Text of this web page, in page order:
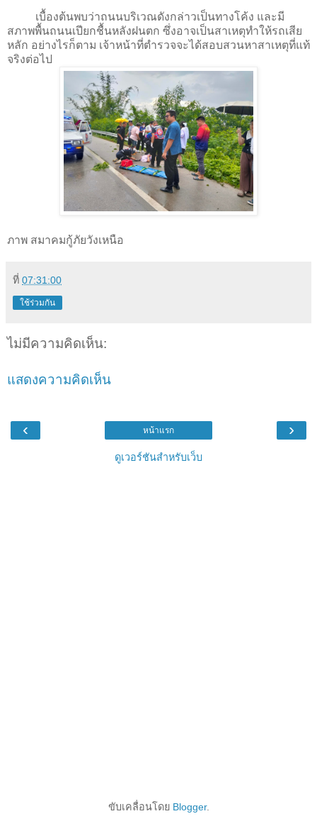
เบื้องต้นพบว่าถนนบริเวณดังกล่าวเป็นทางโค้ง และมี
สภาพพื้นถนนเปียกชื้นหลังฝนตก ซึ่งอาจเป็นสาเหตุทำให้รถเสีย
หลัก อย่างไรก็ตาม เจ้าหน้าที่ตำรวจจะได้สอบสวนหาสาเหตุที่แท้
จริงต่อไป
ภาพ สมาคมกู้ภัยวังเหนือ
ที่ 07:31:00
ใช้ร่วมกัน
ไม่มีความคิดเห็น:
แสดงความคิดเห็น
‹ ›
หน้าแรก
ดูเวอร์ชันสำหรับเว็บ
ขับเคลื่อนโดย Blogger.